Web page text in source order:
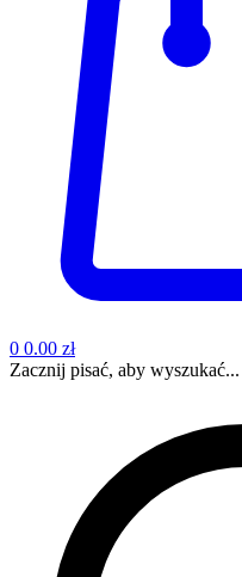
0 0.00 zł
Zacznij pisać, aby wyszukać...